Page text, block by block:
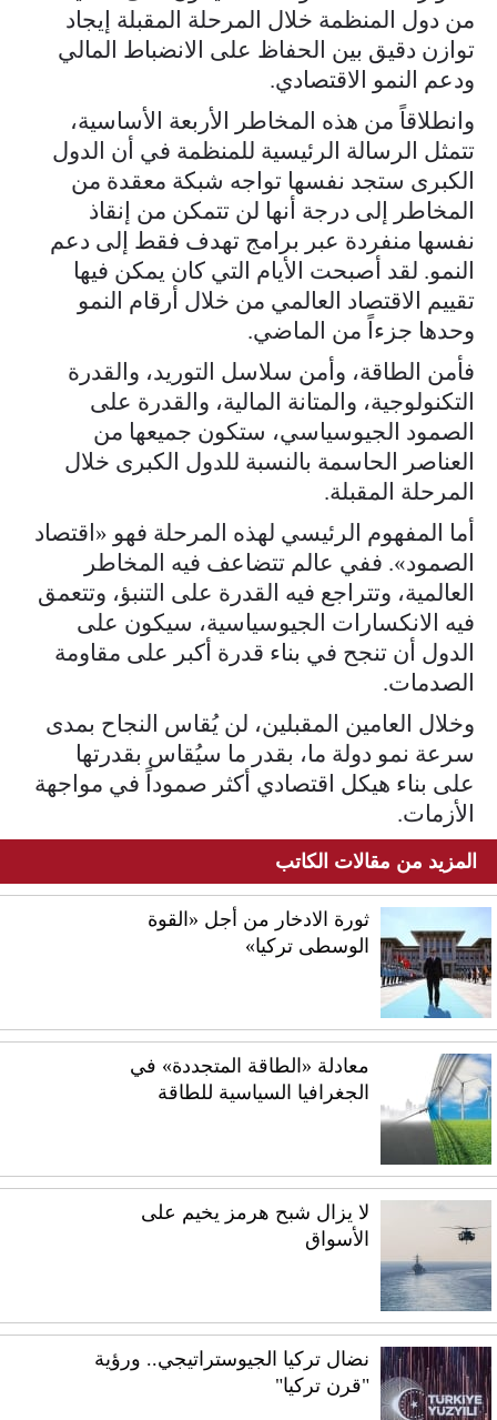
من دول المنظمة خلال المرحلة المقبلة إيجاد
توازن دقيق بين الحفاظ على الانضباط المالي
ودعم النمو الاقتصادي.
وانطلاقاً من هذه المخاطر الأربعة الأساسية،
تتمثل الرسالة الرئيسية للمنظمة في أن الدول
الكبرى ستجد نفسها تواجه شبكة معقدة من
المخاطر إلى درجة أنها لن تتمكن من إنقاذ
نفسها منفردة عبر برامج تهدف فقط إلى دعم
النمو. لقد أصبحت الأيام التي كان يمكن فيها
تقييم الاقتصاد العالمي من خلال أرقام النمو
وحدها جزءاً من الماضي.
فأمن الطاقة، وأمن سلاسل التوريد، والقدرة
التكنولوجية، والمتانة المالية، والقدرة على
الصمود الجيوسياسي، ستكون جميعها من
العناصر الحاسمة بالنسبة للدول الكبرى خلال
المرحلة المقبلة.
أما المفهوم الرئيسي لهذه المرحلة فهو «اقتصاد
الصمود». ففي عالم تتضاعف فيه المخاطر
العالمية، وتتراجع فيه القدرة على التنبؤ، وتتعمق
فيه الانكسارات الجيوسياسية، سيكون على
الدول أن تنجح في بناء قدرة أكبر على مقاومة
الصدمات.
وخلال العامين المقبلين، لن يُقاس النجاح بمدى
سرعة نمو دولة ما، بقدر ما سيُقاس بقدرتها
على بناء هيكل اقتصادي أكثر صموداً في مواجهة
الأزمات.
المزيد من مقالات الكاتب
ثورة الادخار من أجل «القوة
الوسطى تركيا»
معادلة «الطاقة المتجددة» في
الجغرافيا السياسية للطاقة
لا يزال شبح هرمز يخيم على
الأسواق
نضال تركيا الجيوستراتيجي.. ورؤية
"قرن تركيا"